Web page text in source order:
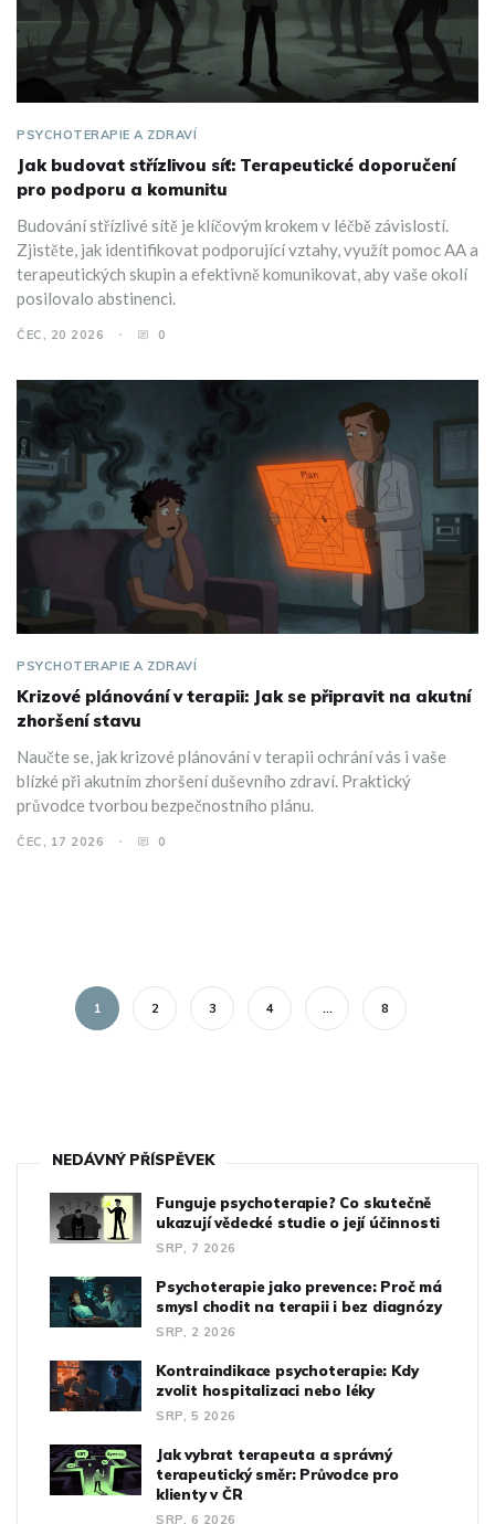
PSYCHOTERAPIE A ZDRAVÍ
Jak budovat střízlivou síť: Terapeutické doporučení
pro podporu a komunitu
Budování střízlivé sítě je klíčovým krokem v léčbě závislostí.
Zjistěte, jak identifikovat podporující vztahy, využít pomoc AA a
terapeutických skupin a efektivně komunikovat, aby vaše okolí
posilovalo abstinenci.
ČEC, 20 2026 0
PSYCHOTERAPIE A ZDRAVÍ
Krizové plánování v terapii: Jak se připravit na akutní
zhoršení stavu
Naučte se, jak krizové plánování v terapii ochrání vás i vaše
blízké při akutním zhoršení duševního zdraví. Praktický
průvodce tvorbou bezpečnostního plánu.
ČEC, 17 2026 0
1 2 3 4 … 8
NEDÁVNÝ PŘÍSPĚVEK
Funguje psychoterapie? Co skutečně
ukazují vědecké studie o její účinnosti
SRP, 7 2026
Psychoterapie jako prevence: Proč má
smysl chodit na terapii i bez diagnózy
SRP, 2 2026
Kontraindikace psychoterapie: Kdy
zvolit hospitalizaci nebo léky
SRP, 5 2026
Jak vybrat terapeuta a správný
terapeutický směr: Průvodce pro
klienty v ČR
SRP, 6 2026